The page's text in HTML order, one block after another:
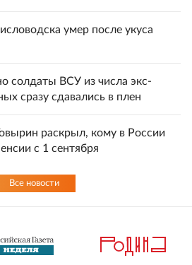
умер после укуса
солдаты ВСУ из числа экс-
сразу сдавались в плен
раскрыл, кому в России
с 1 сентября
Все новости